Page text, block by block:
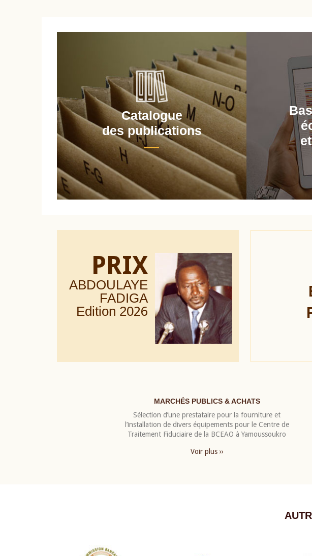
Catalogue
des publications
PRIX
ABDOULAYE
FADIGA
Edition 2026
MARCHÉS PUBLICS & ACHATS
Sélection d’une prestataire pour la fourniture et
l’installation de divers équipements pour le Centre de
Traitement Fiduciaire de la BCEAO à Yamoussoukro
Voir plus ››